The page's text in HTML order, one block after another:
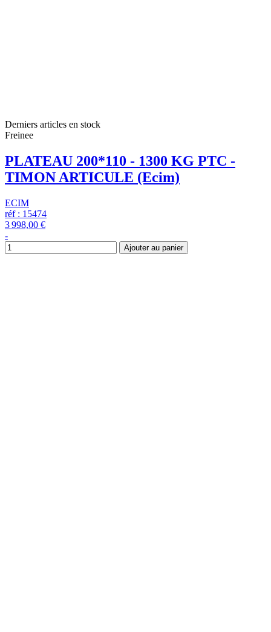
Derniers articles en stock
Freinee
PLATEAU 200*110 - 1300 KG PTC -
TIMON ARTICULE (Ecim)
ECIM
réf : 15474
3 998,00 €
-
Ajouter au panier